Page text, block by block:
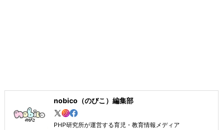
nobico（のびこ）編集部
PHP研究所が運営する育児・教育情報メディア